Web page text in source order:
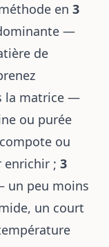
en 3
—
de
la matrice —
ou purée
ou
enrichir ; 3
un peu moins
un court